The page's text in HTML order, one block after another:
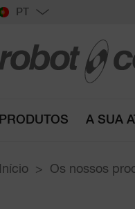
PT
PRODUTOS A SUA
Início Os nossos